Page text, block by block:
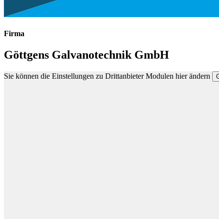
Firma
Göttgens Galvanotechnik GmbH
Sie können die Einstellungen zu Drittanbieter Modulen hier ändern